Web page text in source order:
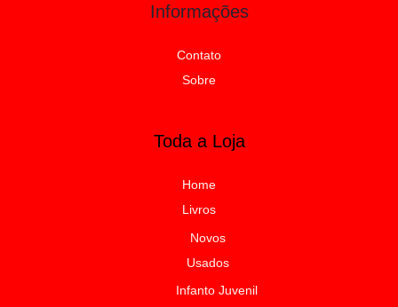
Informações
Contato
Sobre
Toda a Loja
Home
Livros
Novos
Usados
Infanto Juvenil